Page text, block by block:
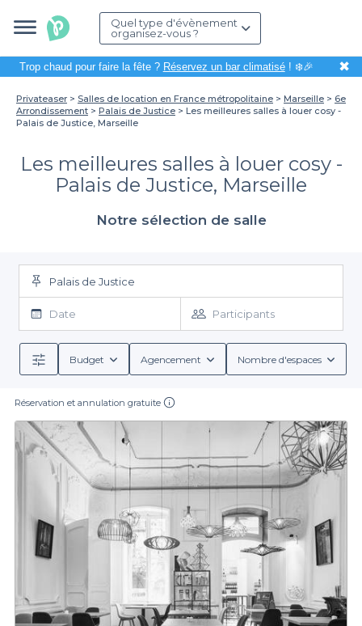
Quel type d'évènement
organisez-vous ?
Trop chaud pour faire la fête ? Réservez un bar climatisé! ❄️🎉 ✖
Privateaser Salles de location en France métropolitaine Marseille
6e
Arrondissement
Palais de Justice
Les meilleures salles à louer cosy -
Palais de Justice, Marseille
Les meilleures salles à louer cosy -
Palais de Justice, Marseille
Notre sélection de salle
Palais de Justice
Date Participants
Budget Agencement Nombre d'espaces
Réservation et annulation gratuite